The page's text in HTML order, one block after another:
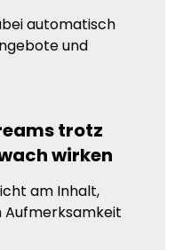
automatisch
und
trotz
wirken
am Inhalt,
Aufmerksamkeit